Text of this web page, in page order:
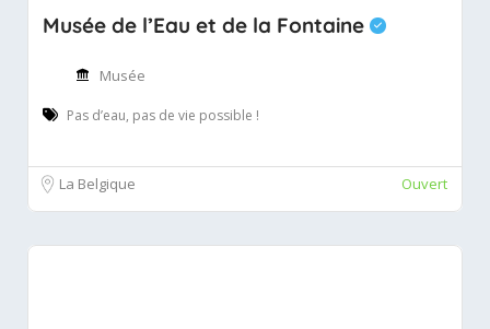
Musée de l’Eau et de la Fontaine
Musée
Pas d’eau, pas de vie possible !
La Belgique Ouvert